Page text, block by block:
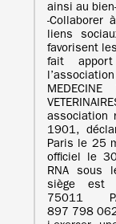
ainsi au
‐Collaborer
liens
favorisent
fait
MEDECINE
1901,
Paris le 25
officiel le
RNA sous
siège est
75011
897 798